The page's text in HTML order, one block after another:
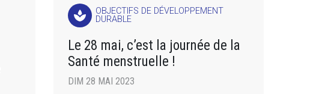
spa
OBJECTIFS DE DÉVELOPPEMENT
DURABLE
Le 28 mai, c’est la journée de la
Santé menstruelle !
DIM 28 MAI 2023